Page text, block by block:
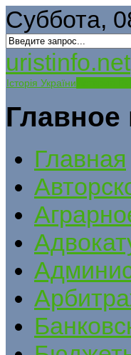
Суббота,
uristinfo.net
Історія України
Главная